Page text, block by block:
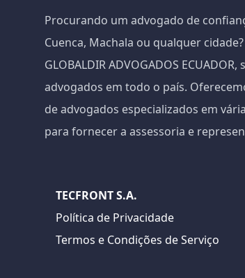
Procurando um advogado de
Cuenca, Machala ou qualquer
GLOBALDIR ADVOGADOS
advogados em todo o país.
de advogados especializados em
para fornecer a assessoria e
TECFRONT S.A.
Política de Privacidade
Termos e Condições de Serviço